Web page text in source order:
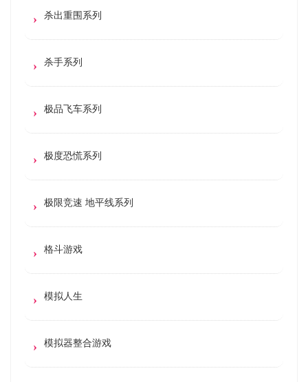
杀出重围系列
杀手系列
极品飞车系列
极度恐慌系列
极限竞速 地平线系列
格斗游戏
模拟人生
模拟器整合游戏